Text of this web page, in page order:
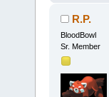
R.P.
BloodBowl
Sr. Member